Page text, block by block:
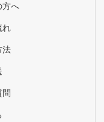
方へ
れ
法
問